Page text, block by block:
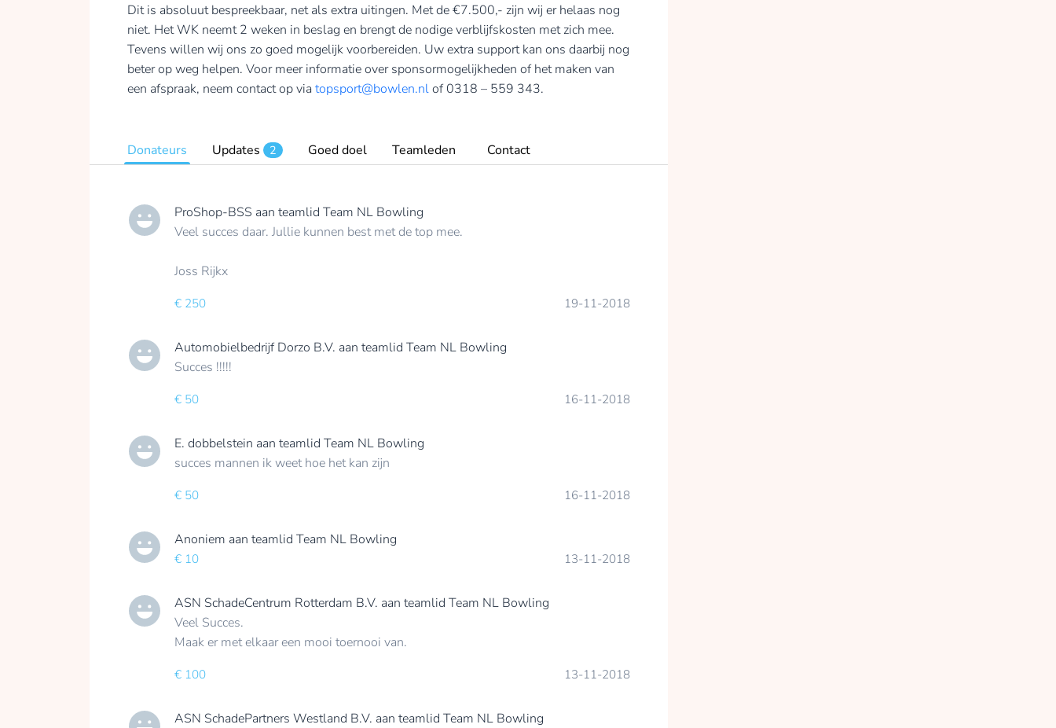
Dit is absoluut bespreekbaar, net als extra uitingen. Met de €7.500,- zijn wij er helaas nog
niet. Het WK neemt 2 weken in beslag en brengt de nodige verblijfskosten met zich mee.
Tevens willen wij ons zo goed mogelijk voorbereiden. Uw extra support kan ons daarbij nog
beter op weg helpen. Voor meer informatie over sponsormogelijkheden of het maken van
een afspraak, neem contact op via topsport@bowlen.nlof 0318 – 559 343.
Donateurs Updates 2 Goed doel Teamleden Contact
ProShop-BSS aan teamlid Team NL Bowling
Veel succes daar. Jullie kunnen best met de top mee.
Joss Rijkx
€ 250 19-11-2018
Automobielbedrijf Dorzo B.V. aan teamlid Team NL Bowling
Succes !!!!!
€ 50 16-11-2018
E. dobbelstein aan teamlid Team NL Bowling
succes mannen ik weet hoe het kan zijn
€ 50 16-11-2018
Anoniem aan teamlid Team NL Bowling
€ 10 13-11-2018
ASN SchadeCentrum Rotterdam B.V. aan teamlid Team NL Bowling
Veel Succes.
Maak er met elkaar een mooi toernooi van.
€ 100 13-11-2018
ASN SchadePartners Westland B.V. aan teamlid Team NL Bowling